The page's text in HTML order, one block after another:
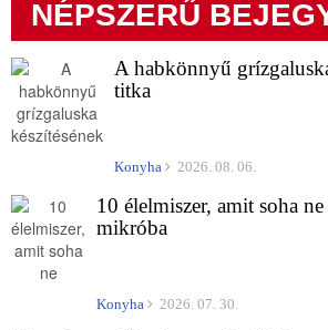
NÉPSZERŰ
A habkönnyű
titka
Konyha 2026. 08. 06.
10 élelmiszer, amit soha
mikróba
Konyha 2026. 07. 30.